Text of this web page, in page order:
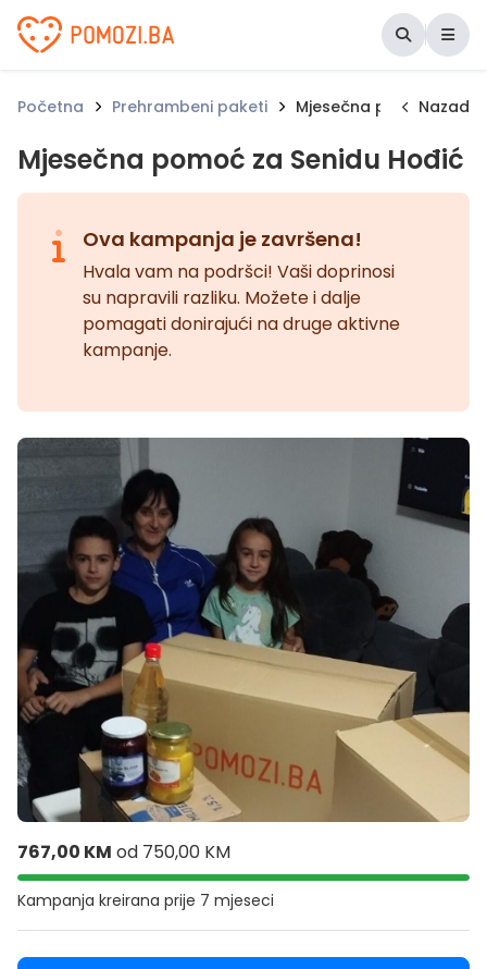
Udruženje Pomozi.ba
Početna Prehrambeni paketi Mjesečna pomoć za
Nazad
Mjesečna pomoć za Senidu Hođić
Ova kampanja je završena!
Hvala vam na podršci! Vaši doprinosi
su napravili razliku. Možete i dalje
pomagati donirajući na druge aktivne
kampanje.
767,00 KM od 750,00 KM
Kampanja kreirana prije 7 mjeseci